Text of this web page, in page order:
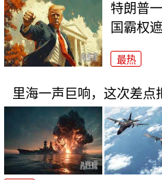
特朗普
国霸权
最热
里海一声巨响，这次差点